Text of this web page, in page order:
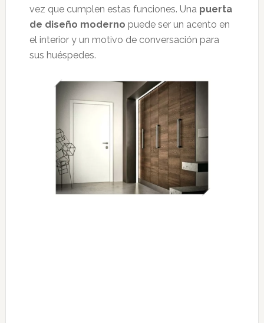
vez que cumplen estas funciones. Una puerta
de diseño moderno puede ser un acento en
el interior y un motivo de conversación para
sus huéspedes.